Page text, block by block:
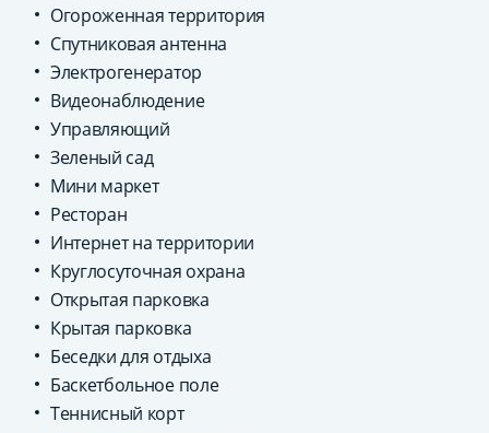
Огороженная территория
Спутниковая антенна
Электрогенератор
Видеонаблюдение
Управляющий
Зеленый сад
Мини маркет
Ресторан
Интернет на территории
Круглосуточная охрана
Открытая парковка
Крытая парковка
Беседки для отдыха
Баскетбольное поле
Теннисный корт